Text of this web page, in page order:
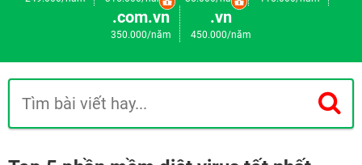
.com.vn
350.000/năm
.vn
450.000/năm